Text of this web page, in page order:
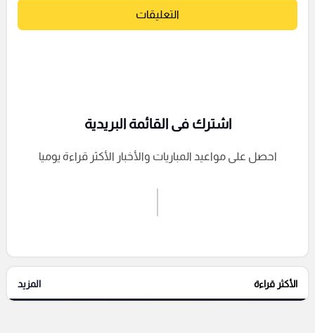
التعليقات
إرسال تعليق
التعليقات السابقة
اشترك فى القائمة البريدية
احصل على مواعيد المباريات والأخبار الأكثر قراءة يوميا
الأكثر قراءة المزيد